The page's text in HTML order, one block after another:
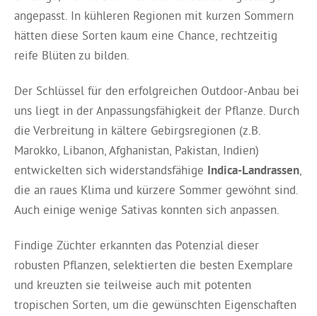
angepasst. In kühleren Regionen mit kurzen Sommern
hätten diese Sorten kaum eine Chance, rechtzeitig
reife Blüten zu bilden.
Der Schlüssel für den erfolgreichen Outdoor-Anbau bei
uns liegt in der Anpassungsfähigkeit der Pflanze. Durch
die Verbreitung in kältere Gebirgsregionen (z.B.
Marokko, Libanon, Afghanistan, Pakistan, Indien)
entwickelten sich widerstandsfähige Indica-Landrassen,
die an raues Klima und kürzere Sommer gewöhnt sind.
Auch einige wenige Sativas konnten sich anpassen.
Findige Züchter erkannten das Potenzial dieser
robusten Pflanzen, selektierten die besten Exemplare
und kreuzten sie teilweise auch mit potenten
tropischen Sorten, um die gewünschten Eigenschaften